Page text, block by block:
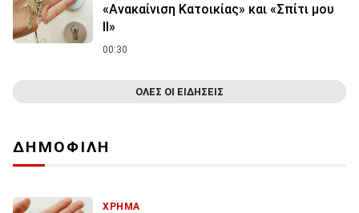
«Ανακαίνιση Κατοικίας» και «Σπίτι μου
ΙΙ»
00:30
ΟΛΕΣ ΟΙ ΕΙΔΗΣΕΙΣ
ΔΗΜΟΦΙΛΗ
ΧΡΗΜΑ